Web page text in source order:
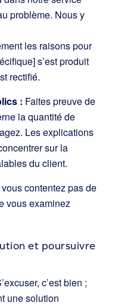
problème. Nous y
les raisons pour
s’est produit
rectifié.
: Faites preuve de
la quantité de
Les explications
sur la
du client.
contentez pas de
vous examinez
et poursuivre
c’est bien ;
une solution